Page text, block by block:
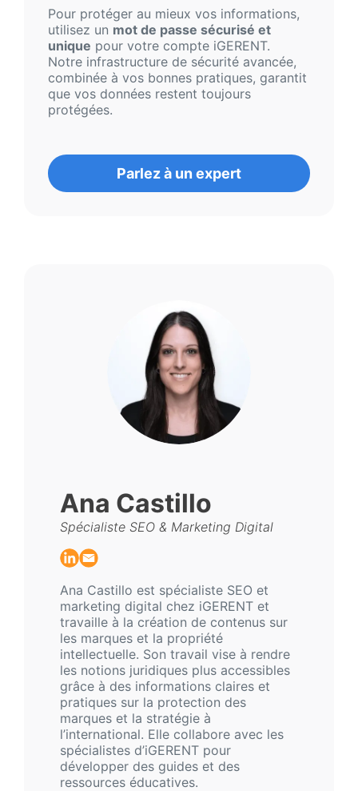
Pour protéger au mieux vos informations,
utilisez un mot de passe sécurisé et
unique pour votre compte iGERENT.
Notre infrastructure de sécurité avancée,
combinée à vos bonnes pratiques, garantit
que vos données restent toujours
protégées.
Parlez à un expert
Ana Castillo
Spécialiste SEO & Marketing Digital
Ana Castillo est spécialiste SEO et
marketing digital chez iGERENT et
travaille à la création de contenus sur
les marques et la propriété
intellectuelle. Son travail vise à rendre
les notions juridiques plus accessibles
grâce à des informations claires et
pratiques sur la protection des
marques et la stratégie à
l’international. Elle collabore avec les
spécialistes d’iGERENT pour
développer des guides et des
ressources éducatives.